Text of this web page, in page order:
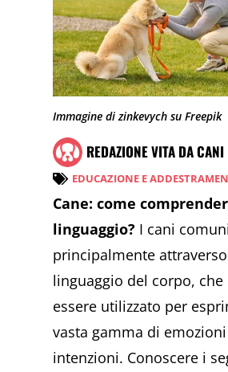
Immagine di zinkevych su Freepik
REDAZIONE VITA DA CANI
EDUCAZIONE E
Cane: come
linguaggio? I cani
principalmente
linguaggio del corpo, che
essere utilizzato per
vasta gamma di
intenzioni. Conoscere i